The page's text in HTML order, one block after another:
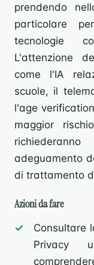
prendendo
particolare
tecnologie
L'attenzione
come l'IA
scuole, il
l'age
maggior
adeguamento
di trattamento
Azioni da fare
Consultare
Privacy